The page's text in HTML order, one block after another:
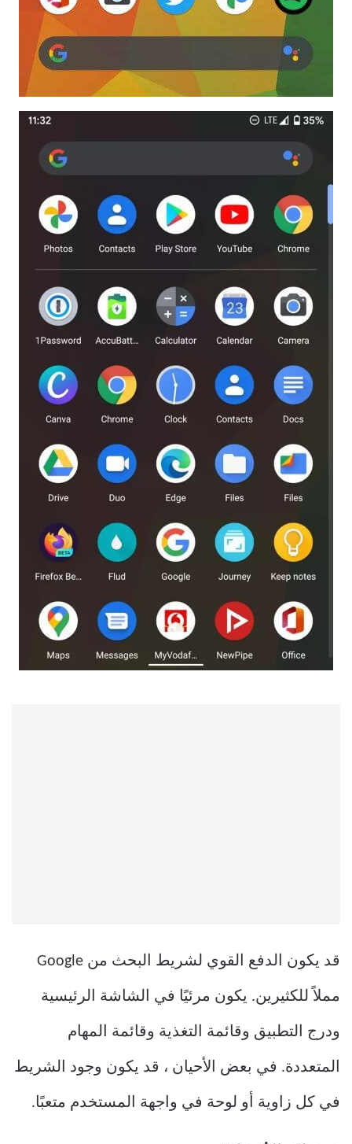
قد يكون الدفع القوي لشريط البحث من Google
مملاً للكثيرين. يكون مرئيًا في الشاشة الرئيسية
ودرج التطبيق وقائمة التغذية وقائمة المهام
المتعددة. في بعض الأحيان ، قد يكون وجود الشريط
في كل زاوية أو لوحة في واجهة المستخدم متعبًا.